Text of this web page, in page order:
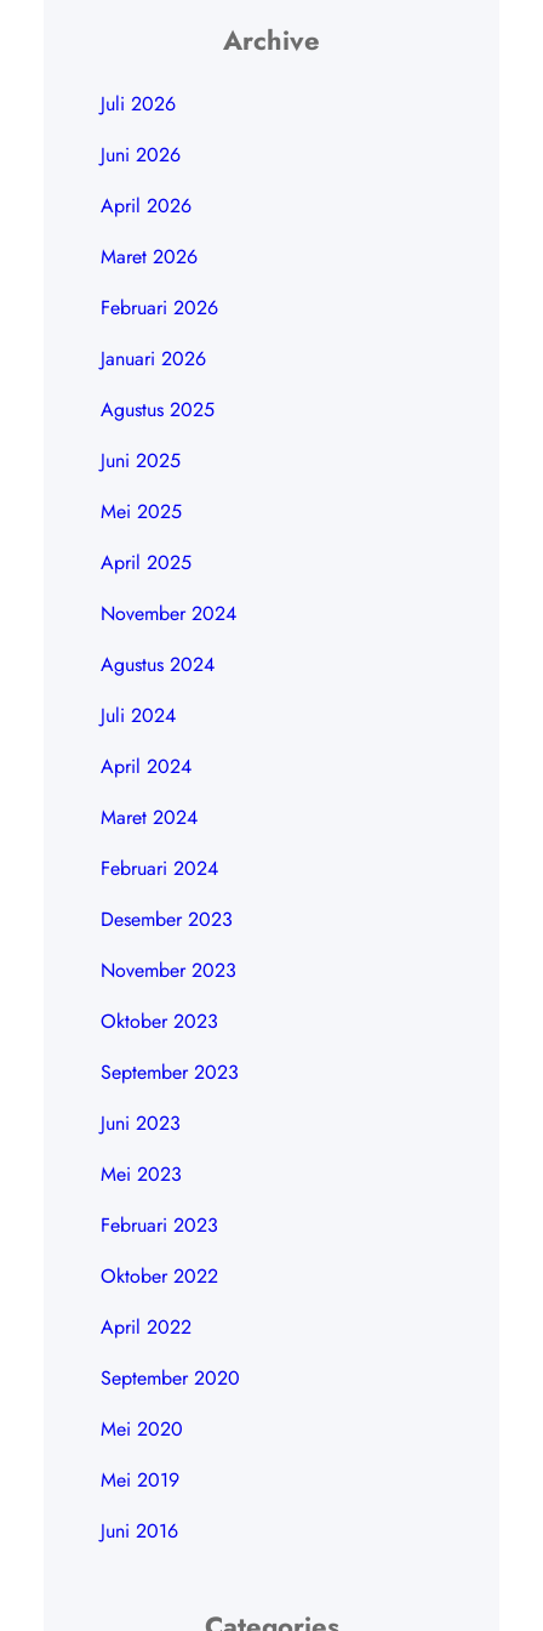
Dukung acara Anda dengan
tinggi yang bisa…
Archive
Juli 2026
Juni 2026
April 2026
Maret 2026
Februari 2026
Januari 2026
Agustus 2025
Juni 2025
Mei 2025
April 2025
November 2024
Agustus 2024
Juli 2024
April 2024
Maret 2024
Februari 2024
Desember 2023
November 2023
Oktober 2023
September 2023
Juni 2023
Mei 2023
Februari 2023
Oktober 2022
April 2022
September 2020
Mei 2020
Mei 2019
Juni 2016